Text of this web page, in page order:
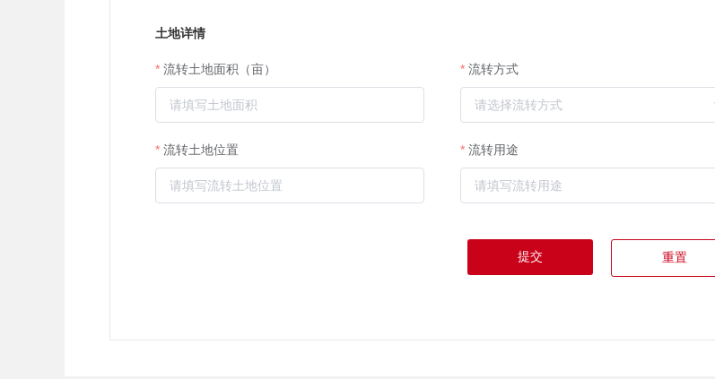
土地详情
流转土地面积（亩） 流转方式
流转土地位置 流转用途
提交 重置